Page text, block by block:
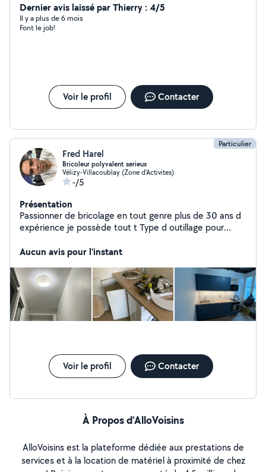
Dernier avis laissé par Thierry : 4/5
Il y a plus de 6 mois
Font le job!
Voir le profil Contacter
Particulier
Fred Harel
Bricoleur polyvalent serieux
Vélizy-Villacoublay (Zone d'Activites)
-/5
Présentation
Passionner de bricolage en tout genre plus de 30 ans d
expérience je possède tout t Type d outillage pour
Aucun avis pour l'instant
Voir le profil Contacter
À Propos d’AlloVoisins
AlloVoisins est la plateforme dédiée aux prestations de
services et à la location de matériel à proximité de chez